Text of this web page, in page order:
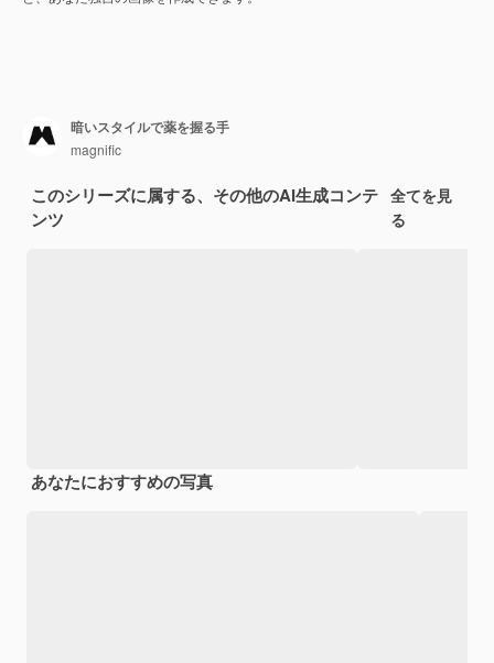
暗いスタイルで薬を握る手
magnific
このシリーズに属する、その他のAI生成コンテ
ンツ
全てを見
る
あなたにおすすめの写真